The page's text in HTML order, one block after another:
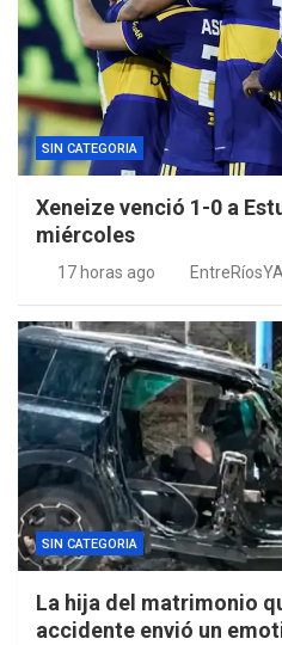
SIN CATEGORIA
Xeneize venció 1-0 a
miércoles
17 horas ago
SIN CATEGORIA
La hija del matrimonio
accidente envió un